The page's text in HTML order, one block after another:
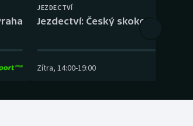
JEZDECTVÍ
Jezdectví: Český skokový pohár
Zítra, 14:00-19:00